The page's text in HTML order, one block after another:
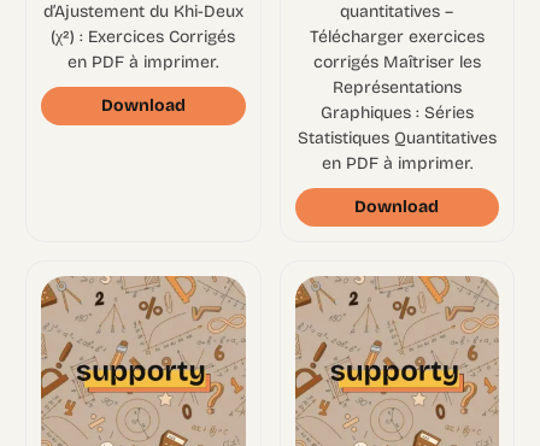
d’Ajustement du Khi-Deux
(χ²) : Exercices Corrigés
en PDF à imprimer.
Download
quantitatives –
Télécharger exercices
corrigés Maîtriser les
Représentations
Graphiques : Séries
Statistiques Quantitatives
en PDF à imprimer.
Download